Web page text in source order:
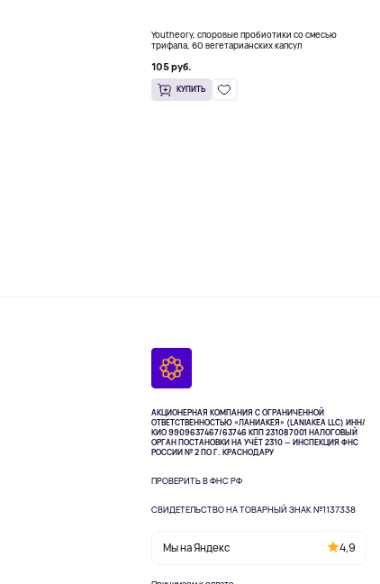
Youtheory, споровые пробиотики со смесью
трифала, 60 вегетарианских капсул
105 руб.
КУПИТЬ
АКЦИОНЕРНАЯ КОМПАНИЯ С ОГРАНИЧЕННОЙ
ОТВЕТСТВЕННОСТЬЮ «ЛАНИАКЕЯ» (LANIAKEA LLC) ИНН/
КИО 9909637467/63746 КПП 231087001 НАЛОГОВЫЙ
ОРГАН ПОСТАНОВКИ НА УЧЁТ 2310 — ИНСПЕКЦИЯ ФНС
РОССИИ № 2 ПО Г. КРАСНОДАРУ
ПРОВЕРИТЬ В ФНС РФ
СВИДЕТЕЛЬСТВО НА ТОВАРНЫЙ ЗНАК №1137338
Мы на Яндекс 4,9